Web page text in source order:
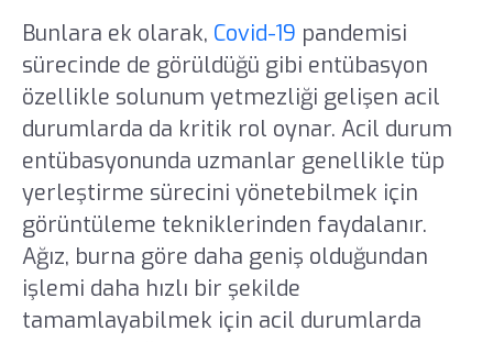
Bunlara ek olarak, Covid-19 pandemisi
sürecinde de görüldüğü gibi entübasyon
özellikle solunum yetmezliği gelişen acil
durumlarda da kritik rol oynar. Acil durum
entübasyonunda uzmanlar genellikle tüp
yerleştirme sürecini yönetebilmek için
görüntüleme tekniklerinden faydalanır.
Ağız, burna göre daha geniş olduğundan
işlemi daha hızlı bir şekilde
tamamlayabilmek için acil durumlarda